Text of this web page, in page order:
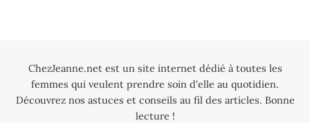
ChezJeanne.net est un site internet dédié à toutes les
femmes qui veulent prendre soin d'elle au quotidien.
Découvrez nos astuces et conseils au fil des articles. Bonne
lecture !